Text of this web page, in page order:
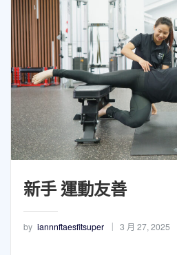
新手 運動友善
by iannnftaesfitsuper 3 月 27, 2025